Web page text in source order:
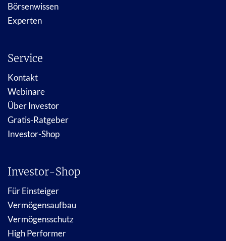
Börsenwissen
Experten
Service
Kontakt
Webinare
Über Investor
Gratis-Ratgeber
Investor-Shop
Investor-Shop
Für Einsteiger
Vermögensaufbau
Vermögensschutz
High Performer